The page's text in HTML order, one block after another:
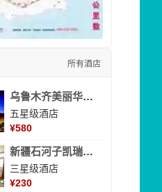
所有酒店
乌鲁木齐美丽华大酒
五星级酒店
¥580
新疆石河子凯瑞酒店
三星级酒店
¥230